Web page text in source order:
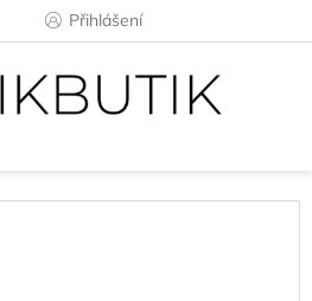
Přihlášení